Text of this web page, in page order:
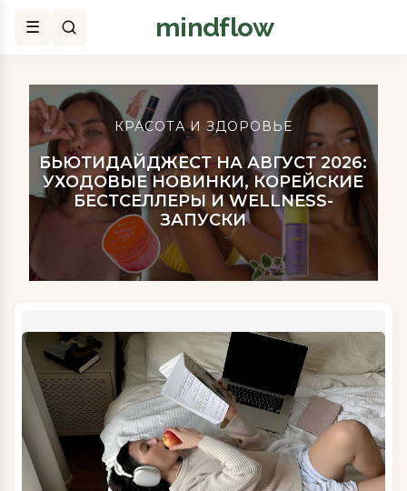
Поиск mindflow
КРАСОТА И ЗДОРОВЬЕ
БЬЮТИДАЙДЖЕСТ НА АВГУСТ 2026:
УХОДОВЫЕ НОВИНКИ, КОРЕЙСКИЕ
БЕСТСЕЛЛЕРЫ И WELLNESS-
ЗАПУСКИ